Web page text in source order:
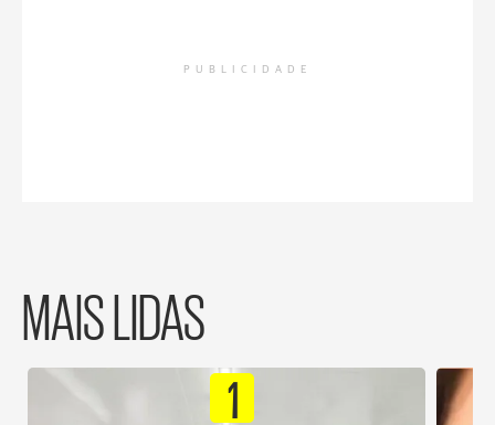
PUBLICIDADE
MAIS LIDAS
1